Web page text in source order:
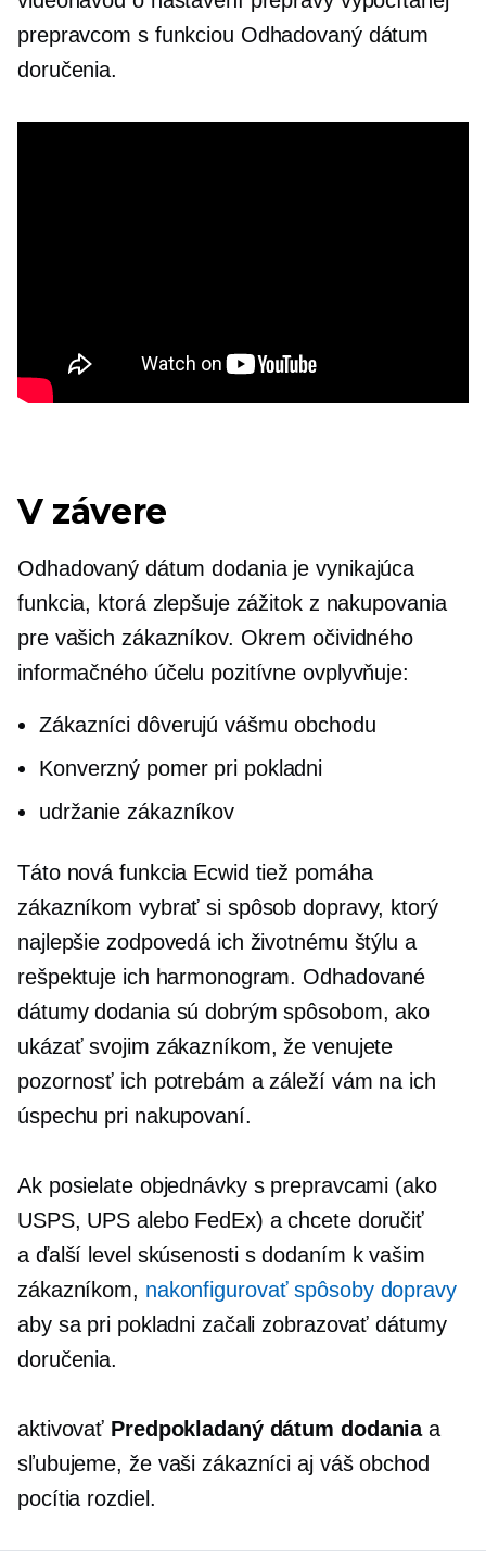
prepravcom s funkciou Odhadovaný dátum
doručenia.
V závere
Odhadovaný dátum dodania je vynikajúca
funkcia, ktorá zlepšuje zážitok z nakupovania
pre vašich zákazníkov. Okrem očividného
informačného účelu pozitívne ovplyvňuje:
Zákazníci dôverujú vášmu obchodu
Konverzný pomer pri pokladni
udržanie zákazníkov
Táto nová funkcia Ecwid tiež pomáha
zákazníkom vybrať si spôsob dopravy, ktorý
najlepšie zodpovedá ich životnému štýlu a
rešpektuje ich harmonogram. Odhadované
dátumy dodania sú dobrým spôsobom, ako
ukázať svojim zákazníkom, že venujete
pozornosť ich potrebám a záleží vám na ich
úspechu pri nakupovaní.
Ak posielate objednávky s prepravcami (ako
USPS, UPS alebo FedEx) a chcete doručiť
a ďalší levelskúsenosti s dodaním k vašim
zákazníkom, nakonfigurovať spôsoby dopravy
aby sa pri pokladni začali zobrazovať dátumy
doručenia.
aktivovať Predpokladaný dátum dodaniaa
sľubujeme, že vaši zákazníci aj váš obchod
pocítia rozdiel.